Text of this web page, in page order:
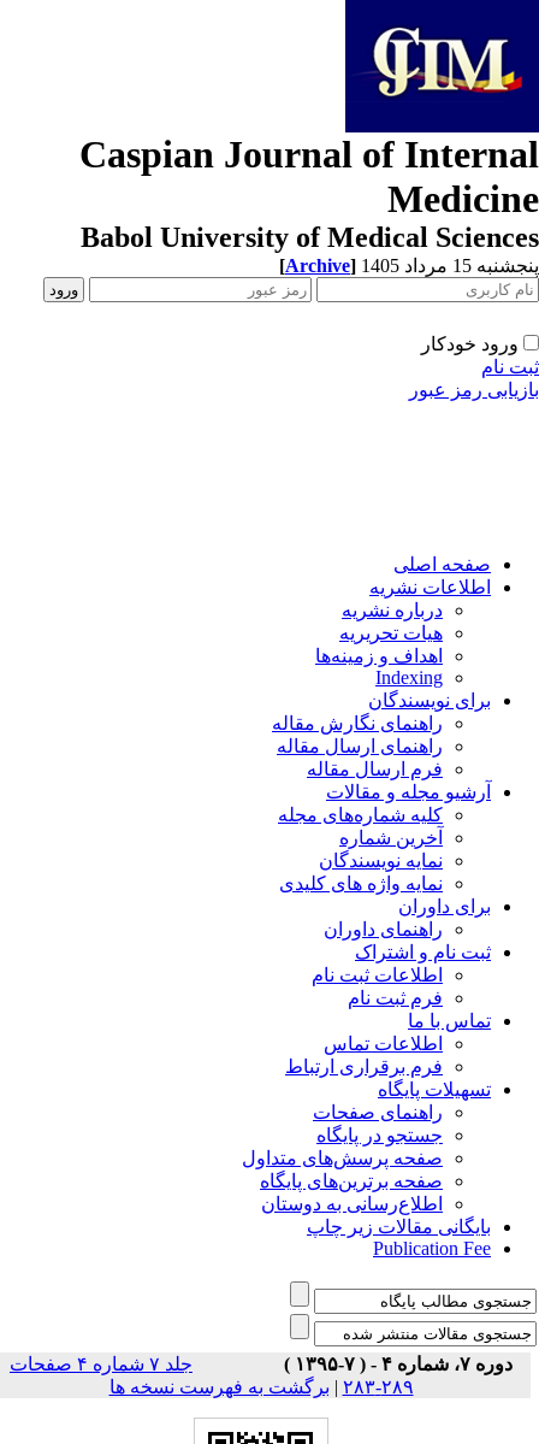
Caspian Journal of
Babol University of Medical
15 مرداد 1405 [Archive]
ورود خودکار
نام
رمز عبور
صفحه اصلی
اطلاعات نشریه
درباره نشریه
هیات تحریریه
اهداف و زمینه‌ها
Indexing
برای نویسندگان
راهنمای نگارش مقاله
راهنمای ارسال مقاله
فرم ارسال مقاله
آرشیو مجله و مقالات
کلیه شماره‌های مجله
آخرین شماره
نمایه نویسندگان
نمایه واژه های کلیدی
برای داوران
راهنمای داوران
ثبت نام و اشتراک
اطلاعات ثبت نام
فرم ثبت نام
تماس با ما
اطلاعات تماس
فرم برقراری ارتباط
تسهیلات پایگاه
راهنمای صفحات
جستجو در پایگاه
صفحه پرسش‌های متداول
صفحه برترین‌های پایگاه
اطلاع‌رسانی به دوستان
بایگانی مقالات زیر چاپ
Publication Fee
دوره ۷، شماره ۴ - ( ۷-۱۳۹۵ )
جلد ۷ شماره ۴ صفحات
۲۸۹-۲۸۳
|برگشت به فهرست نسخه ها